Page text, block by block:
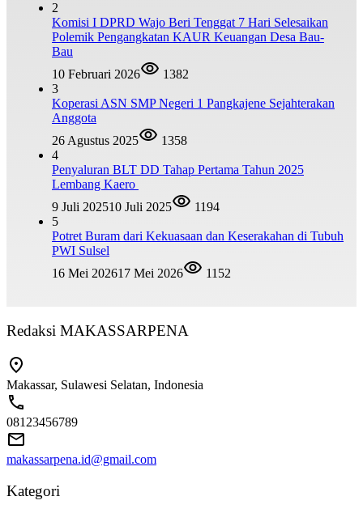
2
Komisi I DPRD Wajo Beri Tenggat 7 Hari Selesaikan
Polemik Pengangkatan KAUR Keuangan Desa Bau-
Bau
10 Februari 2026
1382
3
Koperasi ASN SMP Negeri 1 Pangkajene Sejahterakan
Anggota
26 Agustus 2025
1358
4
Penyaluran BLT DD Tahap Pertama Tahun 2025
Lembang Kaero
9 Juli 202510 Juli 2025
1194
5
Potret Buram dari Kekuasaan dan Keserakahan di Tubuh
PWI Sulsel
16 Mei 202617 Mei 2026 1152
Redaksi MAKASSARPENA
Makassar, Sulawesi Selatan, Indonesia
08123456789
makassarpena.id@gmail.com
Kategori